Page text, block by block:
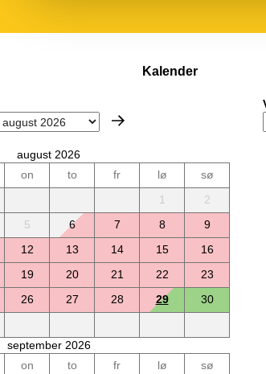
Kalender
august 2026
on to fr lø
sø
1
2
5 6 7 8
9
12 13 14 15
16
19 20 21 22
23
26 27 28 29
30
september 2026
on to fr lø
sø